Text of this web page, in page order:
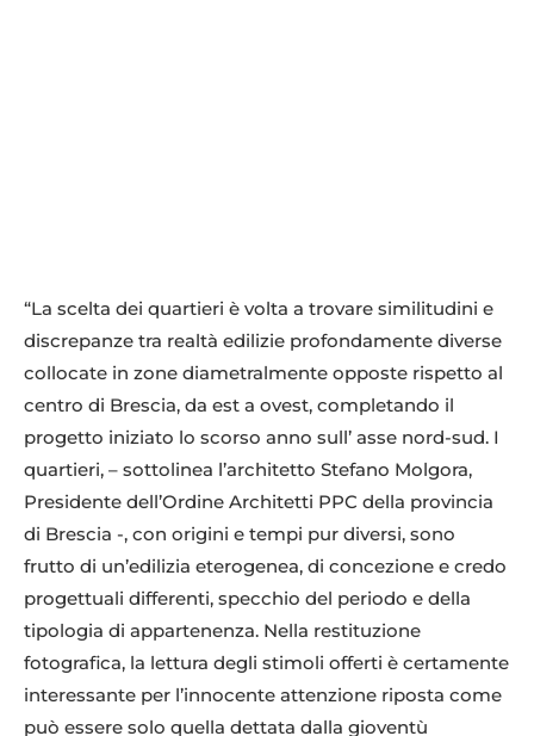
“La scelta dei quartieri è volta a trovare similitudini e
discrepanze tra realtà edilizie profondamente diverse
collocate in zone diametralmente opposte rispetto al
centro di Brescia, da est a ovest, completando il
progetto iniziato lo scorso anno sull’ asse nord-sud. I
quartieri, – sottolinea l’architetto Stefano Molgora,
Presidente dell’Ordine Architetti PPC della provincia
di Brescia -, con origini e tempi pur diversi, sono
frutto di un’edilizia eterogenea, di concezione e credo
progettuali differenti, specchio del periodo e della
tipologia di appartenenza. Nella restituzione
fotografica, la lettura degli stimoli offerti è certamente
interessante per l’innocente attenzione riposta come
può essere solo quella dettata dalla gioventù